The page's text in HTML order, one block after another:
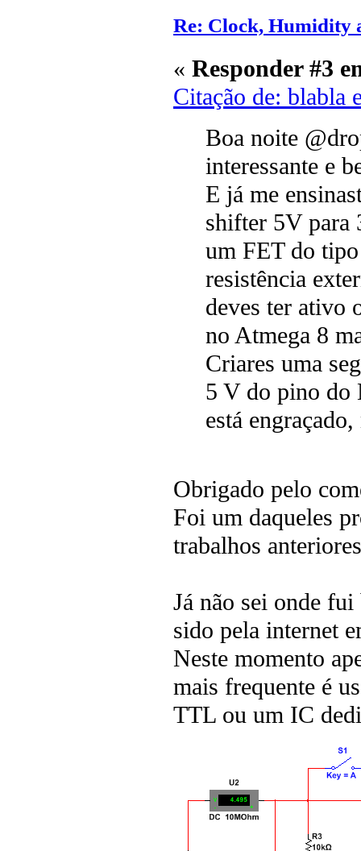
Re: Clock, Humidity
« Responder #3
Citação de: blabla
Boa noite
interessante e
E já me
shifter 5V
um FET do
resistência
deves ter ativo
no Atmega 8
Criares uma
5 V do pino do
está
Obrigado pelo
Foi um daqueles
trabalhos
Já não sei onde
sido pela internet
Neste momento
mais frequente é
TTL ou um IC